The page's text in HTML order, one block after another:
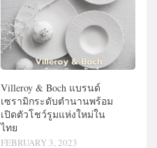
Villeroy & Boch แบรนด์
เซรามิกระดับตำนานพร้อม
เปิดตัวโชว์รูมแห่งใหม่ใน
ไทย
FEBRUARY 3, 2023